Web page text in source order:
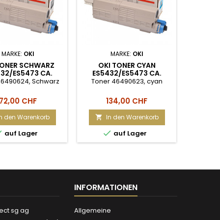
MARKE: OKI
SCHWARZ
ES5473 CA.
SEITENSchwarz
Preis
72,00 CHF
den Warenkorb
auf Lager
MARKE: OKI
OKI TONER CYAN
ES5432/ES5473 CA.
6.000 SEITEN
Toner 46490623, cyan
Preis
134,00 CHF
 In den Warenkorb
 auf Lager
sg ag
INFORMATIONEN
Allgemeine